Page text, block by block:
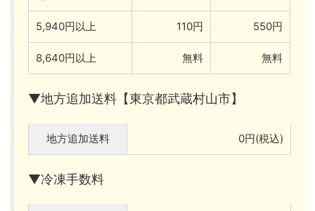
5,940円以上 110円 550円
8,640円以上 無料 無料
▼地方追加送料【東京都武蔵村山市】
地方追加送料 0円(税込)
▼冷凍手数料